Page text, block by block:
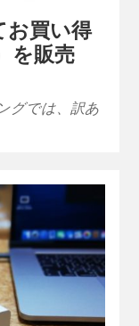
お買い得
を販売
グでは、訳あ